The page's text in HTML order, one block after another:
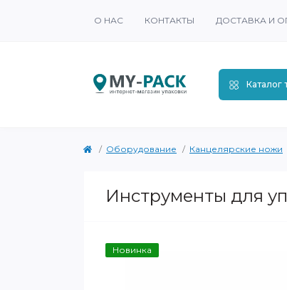
О НАС КОНТАКТЫ ДОСТАВКА И
Каталог
Оборудование Канцелярские ножи
Инструменты для
Новинка